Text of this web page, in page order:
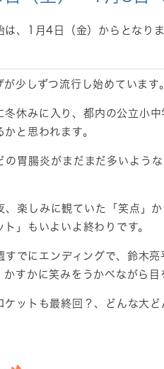
は、1月4日（金）からとなりま
少しずつ流行し始めています。
冬休みに入り、都内の公立小
と思われます。
の胃腸炎がまだまだ多いよう
、楽しみに観ていた「笑点」
ト」もいよいよ終わりです。
すでにエンディングで、鈴木
かすかに笑みをうかべながら
ケットも最終回？、どんな大